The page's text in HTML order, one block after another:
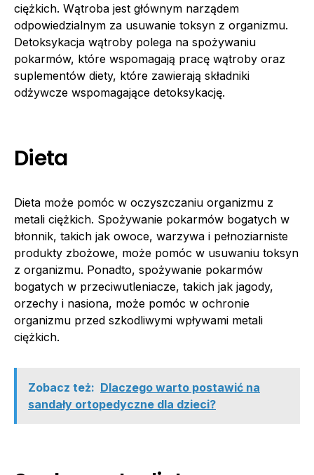
ciężkich. Wątroba jest głównym narządem
odpowiedzialnym za usuwanie toksyn z organizmu.
Detoksykacja wątroby polega na spożywaniu
pokarmów, które wspomagają pracę wątroby oraz
suplementów diety, które zawierają składniki
odżywcze wspomagające detoksykację.
Dieta
Dieta może pomóc w oczyszczaniu organizmu z
metali ciężkich. Spożywanie pokarmów bogatych w
błonnik, takich jak owoce, warzywa i pełnoziarniste
produkty zbożowe, może pomóc w usuwaniu toksyn
z organizmu. Ponadto, spożywanie pokarmów
bogatych w przeciwutleniacze, takich jak jagody,
orzechy i nasiona, może pomóc w ochronie
organizmu przed szkodliwymi wpływami metali
ciężkich.
Zobacz też: Dlaczego warto postawić na
sandały ortopedyczne dla dzieci?